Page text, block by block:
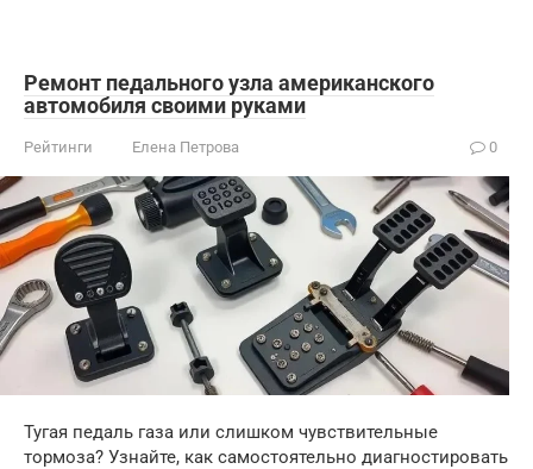
Ремонт педального узла американского
автомобиля своими руками
Рейтинги Елена Петрова 0
Тугая педаль газа или слишком чувствительные
тормоза? Узнайте, как самостоятельно диагностировать